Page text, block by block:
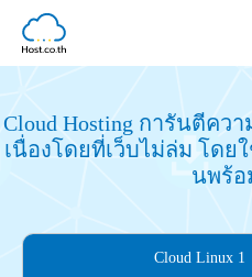
Cloud Hosting การันตีคว
เนื่องโดยที่เว็บไม่ล่ม โดย
นพร้
Cloud Linux 1